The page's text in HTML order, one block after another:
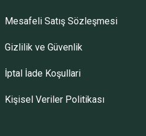
Mesafeli Satış Sözleşmesi
Gizlilik ve Güvenlik
İptal İade Koşullari
Kişisel Veriler Politikası